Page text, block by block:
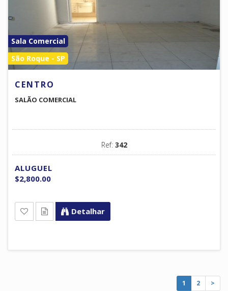
Sala Comercial
São Roque - SP
CENTRO
SALÃO COMERCIAL
Ref: 342
ALUGUEL
$2,800.00
Detalhar
1 2 >